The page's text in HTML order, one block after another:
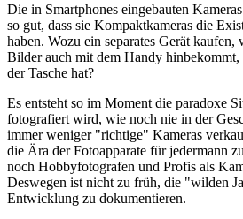
Die in Smartphones eingebauten
so gut, dass sie Kompaktkameras die
haben. Wozu ein separates Gerät kaufen,
Bilder auch mit dem Handy hinbekommt,
der Tasche hat?
Es entsteht so im Moment die paradoxe
fotografiert wird, wie noch nie in der
immer weniger "richtige" Kameras
die Ära der Fotoapparate für jedermann
noch Hobbyfotografen und Profis als
Deswegen ist nicht zu früh, die "wilden
Entwicklung zu dokumentieren.